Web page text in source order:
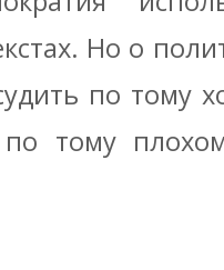
Но о
по тому
тому